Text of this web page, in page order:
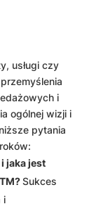
usługi czy
i
ogólnej wizji i
pytania
jaka jest
Sukces
i